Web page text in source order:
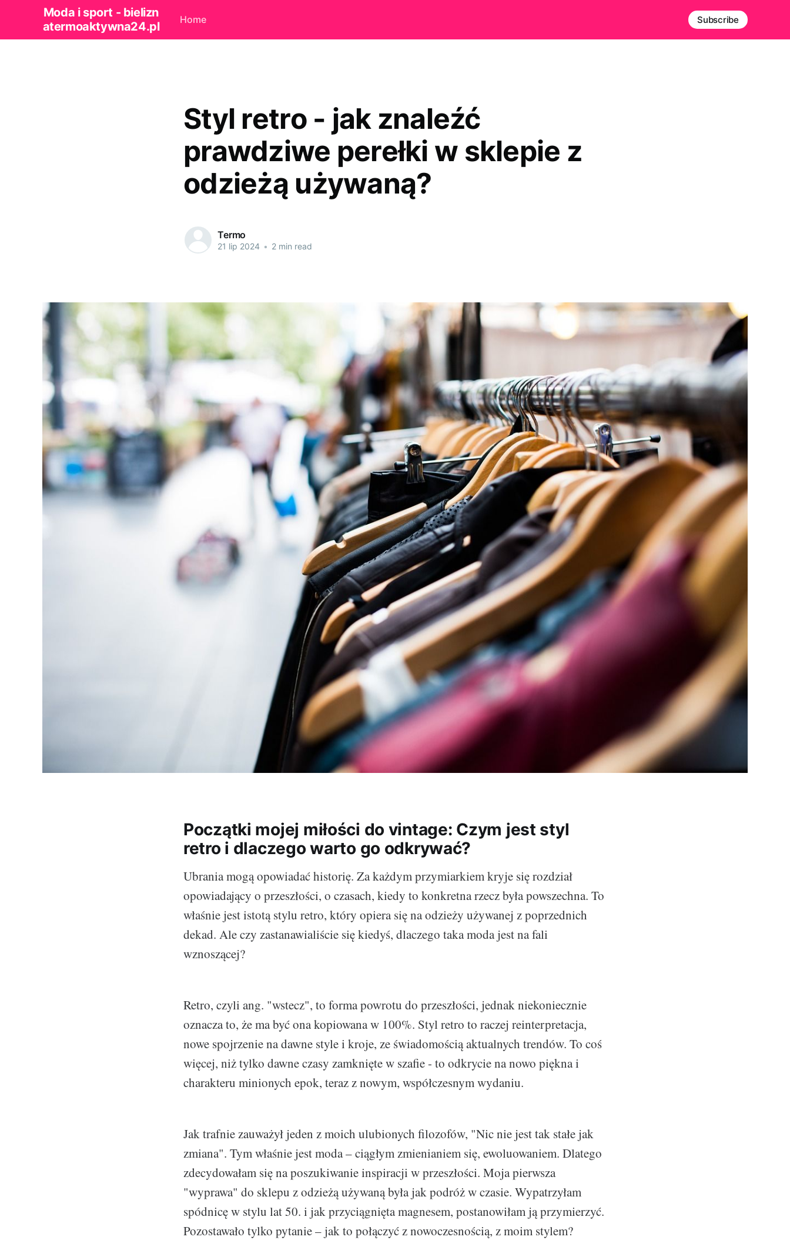
Moda i sport - bielizn
atermoaktywna24.pl
Home Subscribe
Styl retro - jak znaleźć
prawdziwe perełki w sklepie z
odzieżą używaną?
Termo
21 lip 2024 • 2 min read
Początki mojej miłości do vintage: Czym jest styl
retro i dlaczego warto go odkrywać?
Ubrania mogą opowiadać historię. Za każdym przymiarkiem kryje się rozdział
opowiadający o przeszłości, o czasach, kiedy to konkretna rzecz była powszechna. To
właśnie jest istotą stylu retro, który opiera się na odzieży używanej z poprzednich
dekad. Ale czy zastanawialiście się kiedyś, dlaczego taka moda jest na fali
wznoszącej?
Retro, czyli ang. "wstecz", to forma powrotu do przeszłości, jednak niekoniecznie
oznacza to, że ma być ona kopiowana w 100%. Styl retro to raczej reinterpretacja,
nowe spojrzenie na dawne style i kroje, ze świadomością aktualnych trendów. To coś
więcej, niż tylko dawne czasy zamknięte w szafie - to odkrycie na nowo piękna i
charakteru minionych epok, teraz z nowym, współczesnym wydaniu.
Jak trafnie zauważył jeden z moich ulubionych filozofów, "Nic nie jest tak stałe jak
zmiana". Tym właśnie jest moda – ciągłym zmienianiem się, ewoluowaniem. Dlatego
zdecydowałam się na poszukiwanie inspiracji w przeszłości. Moja pierwsza
"wyprawa" do sklepu z odzieżą używaną była jak podróż w czasie. Wypatrzyłam
spódnicę w stylu lat 50. i jak przyciągnięta magnesem, postanowiłam ją przymierzyć.
Pozostawało tylko pytanie – jak to połączyć z nowoczesnością, z moim stylem?